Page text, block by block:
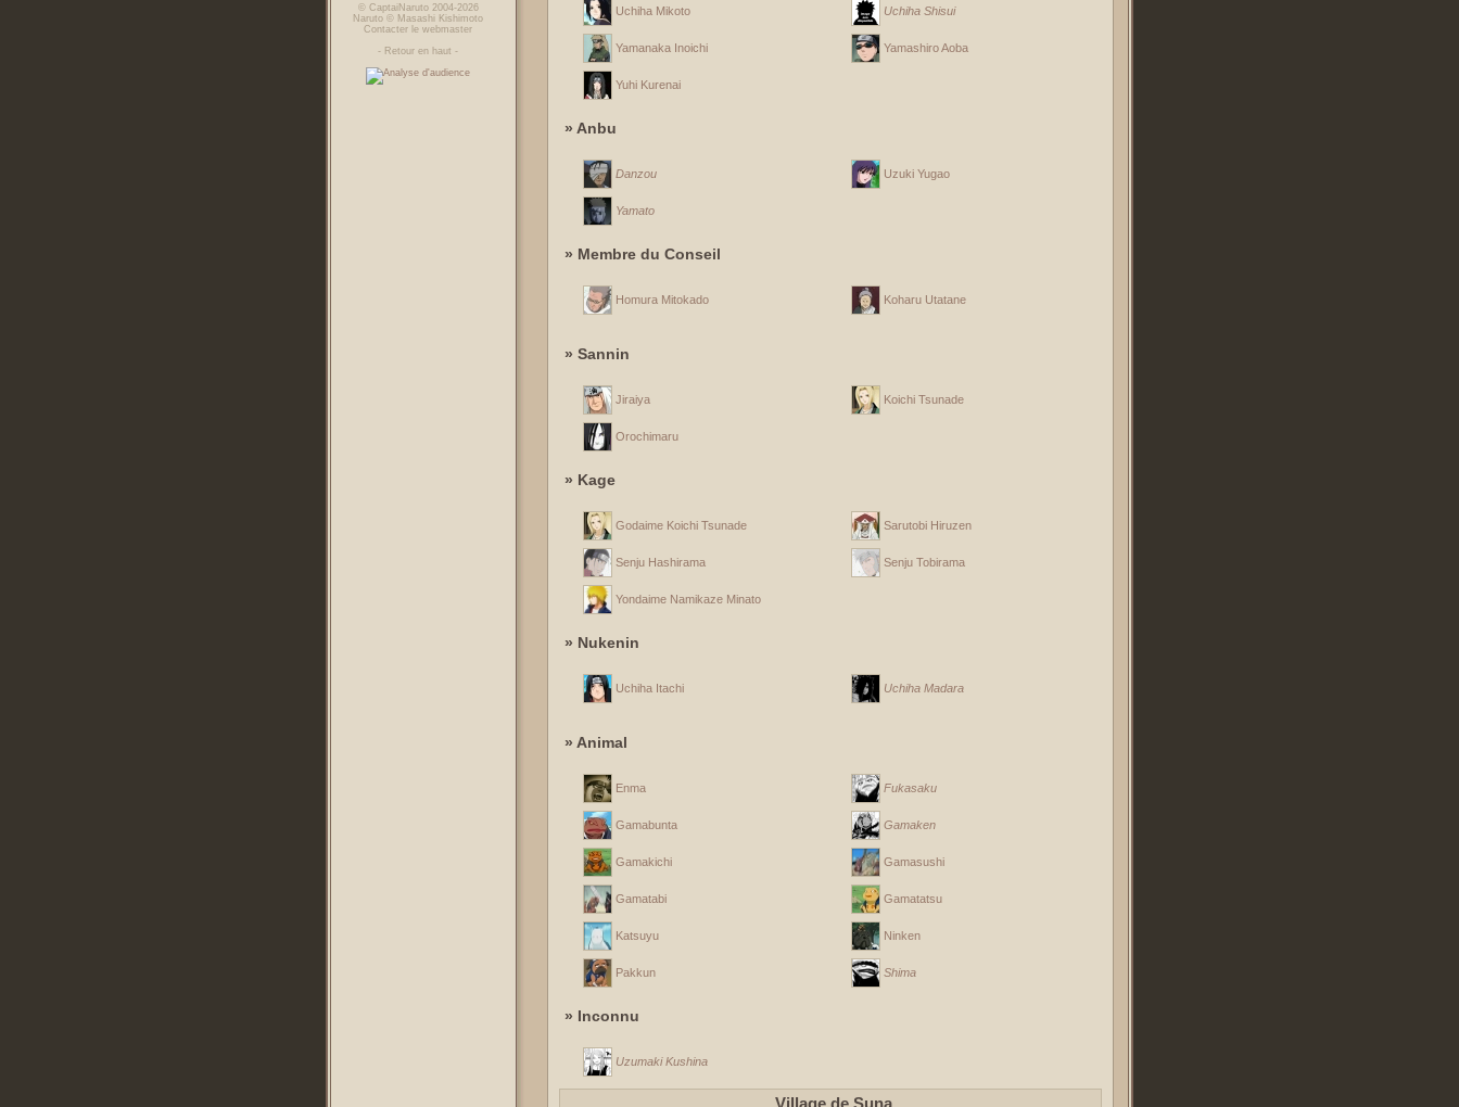
© CaptaiNaruto2004-2026
Naruto © Masashi Kishimoto
Contacter le webmaster
- Retour en haut -
Uchiha Mikoto Uchiha Shisui
Yamanaka Inoichi Yamashiro Aoba
Yuhi Kurenai
» Anbu
Danzou Uzuki Yugao
Yamato
» Membre du Conseil
Homura Mitokado Koharu Utatane
» Sannin
Jiraiya Koichi Tsunade
Orochimaru
» Kage
Godaime Koichi Tsunade Sarutobi Hiruzen
Senju Hashirama Senju Tobirama
Yondaime Namikaze Minato
» Nukenin
Uchiha Itachi Uchiha Madara
» Animal
Enma Fukasaku
Gamabunta Gamaken
Gamakichi Gamasushi
Gamatabi Gamatatsu
Katsuyu Ninken
Pakkun Shima
» Inconnu
Uzumaki Kushina
Village de Suna